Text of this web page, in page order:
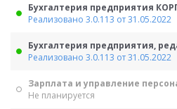
Бухгалтерия предприятия
Реализовано 3.0.113 от 31.05.2022
Бухгалтерия предприятия,
Реализовано 3.0.113 от 31.05.2022
Зарплата и управление
Не планируется